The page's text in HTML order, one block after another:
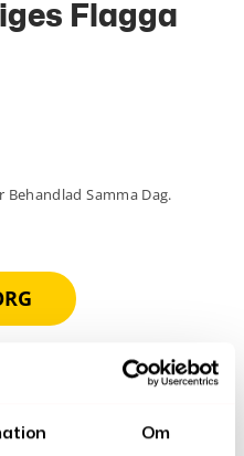
Om
Flagga
Behandlad Samma Dag.